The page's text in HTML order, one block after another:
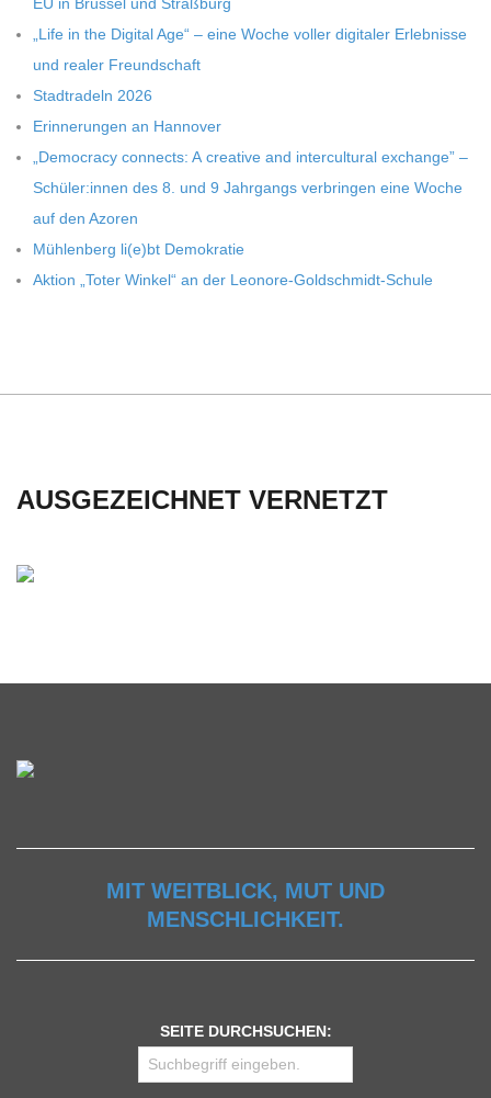
„Life in the Digi­tal Age“ – eine Woche vol­ler digi­ta­ler Erleb­nisse
und rea­ler Freundschaft
Stadt­ra­deln 2026
Erin­ne­run­gen an Hannover
„Demo­cracy con­nects: A crea­tive and inter­cul­tu­ral exch­ange” –
Schüler:innen des 8. und 9 Jahr­gangs ver­brin­gen eine Woche
auf den Azoren
Müh­len­berg li(e)bt Demokratie
Aktion „Toter Win­kel“ an der Leonore-Goldschmidt-Schule
AUSGEZEICHNET VERNETZT
MIT WEITBLICK, MUT UND
MENSCHLICHKEIT.
SEITE DURCHSUCHEN: